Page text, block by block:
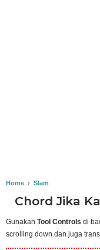
Home › Slam
Chord Jika
Gunakan Tool Controls di
scrolling down dan juga